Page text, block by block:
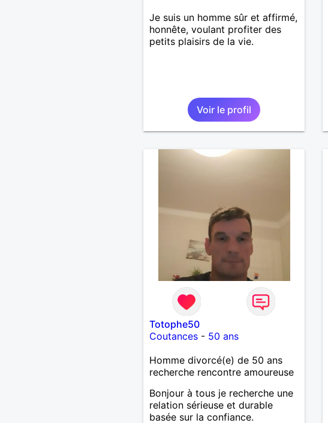
Je suis un homme sûr et affirmé,
honnête, voulant profiter des
petits plaisirs de la vie.
Voir le profil
Totophe50
Coutances- 50 ans
Homme divorcé(e) de 50 ans
recherche rencontre amoureuse
Bonjour à tous je recherche une
relation sérieuse et durable
basée sur la confiance.